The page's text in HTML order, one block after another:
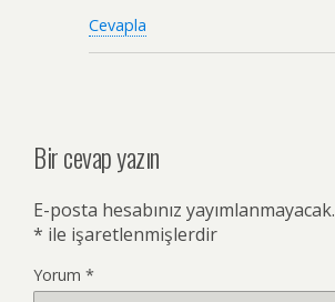
Cevapla
Bir cevap yazın
E-posta hesabınız yayımlanmayacak.
* ile işaretlenmişlerdir
Yorum *